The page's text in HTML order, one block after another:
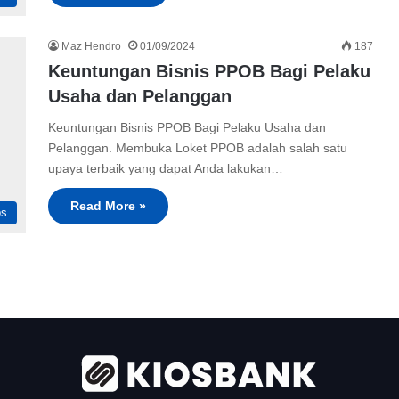
Maz Hendro 01/09/2024 187
Keuntungan Bisnis PPOB Bagi Pelaku
Usaha dan Pelanggan
Keuntungan Bisnis PPOB Bagi Pelaku Usaha dan
Pelanggan. Membuka Loket PPOB adalah salah satu
upaya terbaik yang dapat Anda lakukan…
Read More »